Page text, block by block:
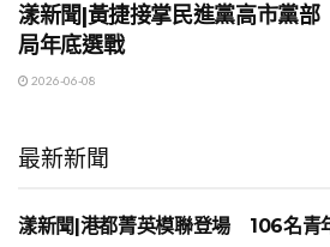
漾新聞|黃捷接掌民進黨高市黨
局年底選戰
2026-06-08
最新新聞
地方時事
漾新聞|港都菁英模聯登場 106名青